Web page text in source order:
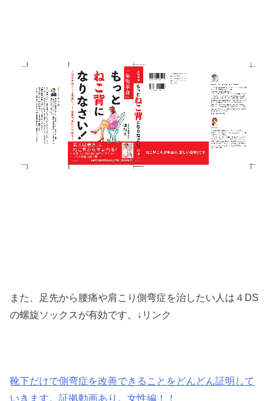
また、足先から腰痛や肩こり側弯症を治したい人は４DS
の螺旋ソックスが有効です。↓リンク
靴下だけで側弯症を改善できることをどんどん証明して
いきます。証拠動画あり。女性編！！